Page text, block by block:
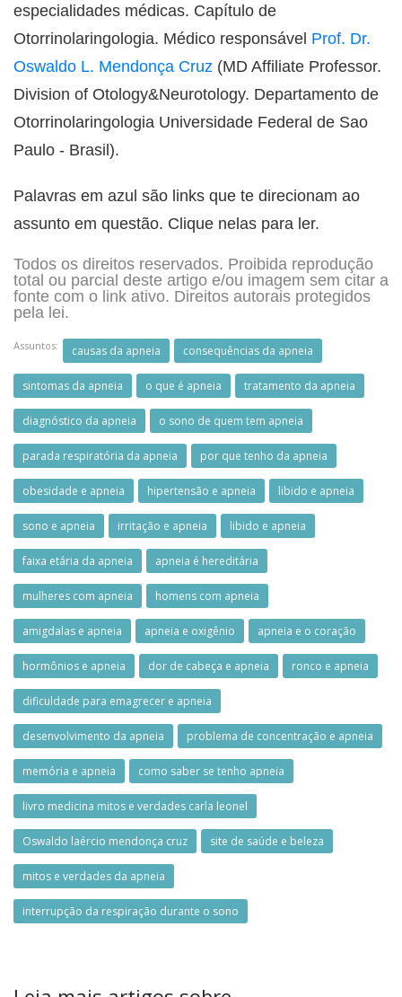
especialidades médicas. Capítulo de
Otorrinolaringologia. Médico responsável Prof. Dr.
Oswaldo L. Mendonça Cruz (MD Affiliate Professor.
Division of Otology&Neurotology. Departamento de
Otorrinolaringologia Universidade Federal de Sao
Paulo - Brasil).
Palavras em azul são links que te direcionam ao
assunto em questão. Clique nelas para ler.
Todos os direitos reservados. Proibida reprodução
total ou parcial deste artigo e/ou imagem sem citar a
fonte com o link ativo. Direitos autorais protegidos
pela lei.
Assuntos: causas da apneia consequências da apneia
sintomas da apneia o que é apneia tratamento da apneia
diagnóstico da apneia o sono de quem tem apneia
parada respiratória da apneia por que tenho da apneia
obesidade e apneia hipertensão e apneia libido e apneia
sono e apneia irritação e apneia libido e apneia
faixa etária da apneia apneia é hereditária
mulheres com apneia homens com apneia
amigdalas e apneia apneia e oxigênio apneia e o coração
hormônios e apneia dor de cabeça e apneia ronco e apneia
dificuldade para emagrecer e apneia
desenvolvimento da apneia problema de concentração e apneia
memória e apneia como saber se tenho apneia
livro medicina mitos e verdades carla leonel
Oswaldo laércio mendonça cruz site de saúde e beleza
mitos e verdades da apneia
interrupção da respiração durante o sono